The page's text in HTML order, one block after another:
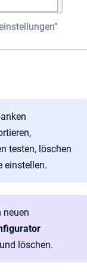
testen, löschen
einstellen.
neuen
löschen.